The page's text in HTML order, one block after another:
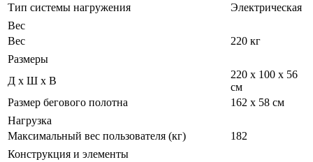
Тип системы нагружения
Электрическая
Вес
Вес
220 кг
Размеры
Д х Ш х В
220 х 100 х 56
см
Размер бегового полотна
162 х 58 см
Нагрузка
Максимальный вес пользователя (кг)
182
Конструкция и элементы